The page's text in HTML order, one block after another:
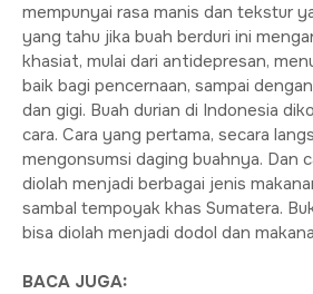
mempunyai rasa manis dan tekstur
yang tahu jika buah berduri ini
khasiat, mulai dari antidepresan,
baik bagi pencernaan, sampai
dan gigi. Buah durian di Indonesia
cara. Cara yang pertama, secara
mengonsumsi daging buahnya. Dan
diolah menjadi berbagai jenis
sambal tempoyak khas Sumatera.
bisa diolah menjadi dodol dan
BACA JUGA: